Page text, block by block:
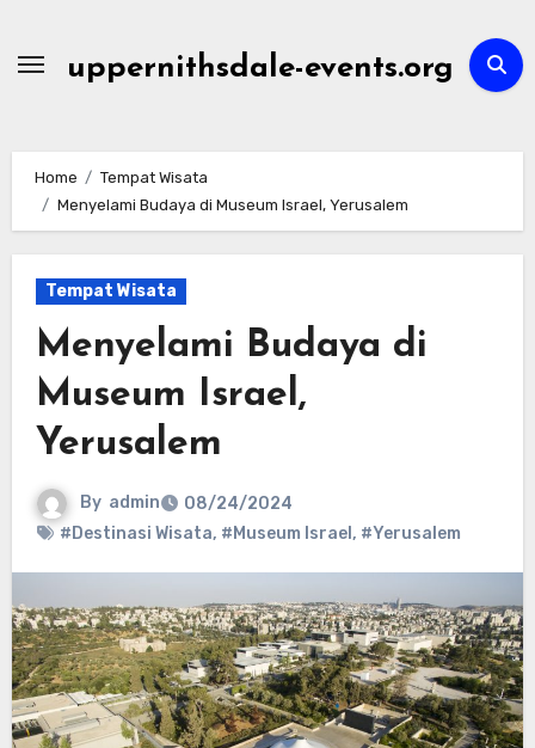
contentuppernithsdale-events.org
Home
Tempat Wisata
Menyelami Budaya di Museum Israel, Yerusalem
Tempat Wisata
Menyelami Budaya di
Museum Israel,
Yerusalem
By admin
08/24/2024
#Destinasi Wisata, #Museum Israel , #Yerusalem